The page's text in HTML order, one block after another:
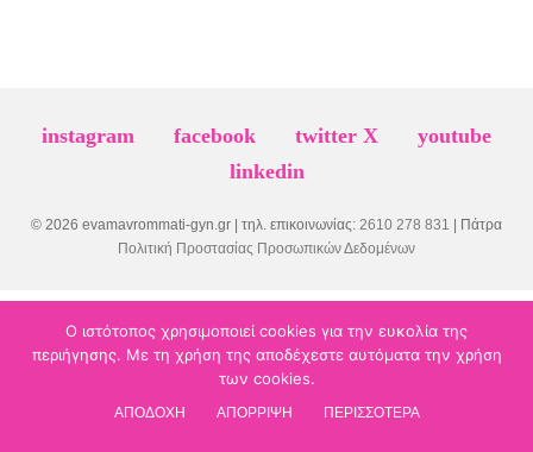
instagram facebook twitter X
youtube
linkedin
© 2026 evamavrommati-gyn.gr | τηλ. επικοινωνίας: 2610 278 831 | Πάτρα
Πολιτική Προστασίας Προσωπικών Δεδομένων
Ο ιστότοπος χρησιμοποιεί cookies για την ευκολία της
περιήγησης. Με τη χρήση της αποδέχεστε αυτόματα την χρήση
των cookies.
ΑΠΟΔΟΧΗ ΑΠΟΡΡΙΨΗ ΠΕΡΙΣΣΟΤΕΡΑ